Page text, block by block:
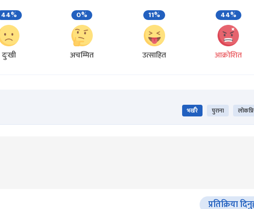
44%
दुःखी
0%
अचम्मित
11%
उत्साहित
44%
आक्रोशित
भर्खरै पुराना
प्रतिक्रिया